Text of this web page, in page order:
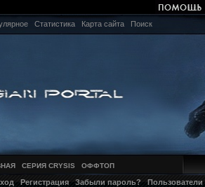
Статистика Карта сайта Поиск
СЕРИЯ CRYSIS ОФФТОП
Регистрация Забыли пароль? Пользователи